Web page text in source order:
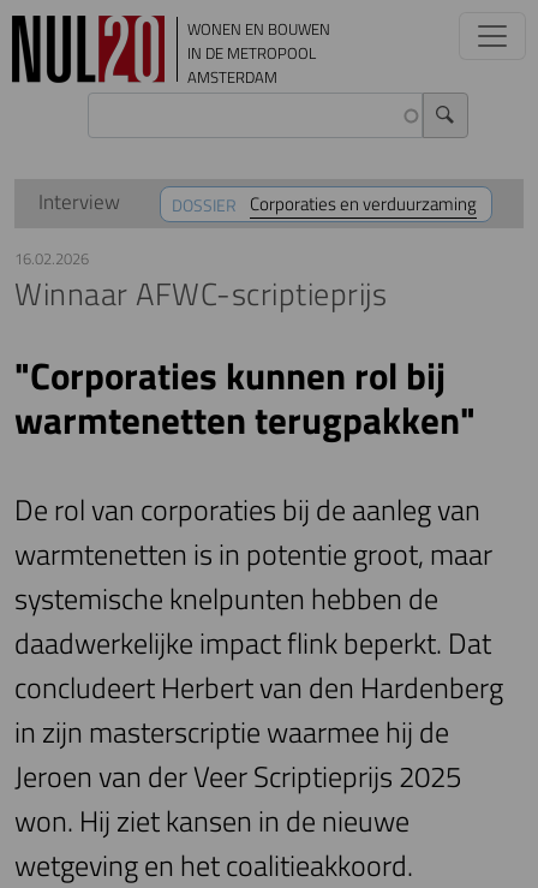
Overslaan en naar de inhoud gaan
WONEN EN BOUWEN
IN DE METROPOOL
AMSTERDAM
DOSSIER Corporaties en verduurzaming
Interview
16.02.2026
Winnaar AFWC-scriptieprijs
"Corporaties kunnen rol bij
warmtenetten terugpakken"
De rol van corporaties bij de aanleg van
warmtenetten is in potentie groot, maar
systemische knelpunten hebben de
daadwerkelijke impact flink beperkt. Dat
concludeert Herbert van den Hardenberg
in zijn masterscriptie waarmee hij de
Jeroen van der Veer Scriptieprijs 2025
won. Hij ziet kansen in de nieuwe
wetgeving en het coalitieakkoord.